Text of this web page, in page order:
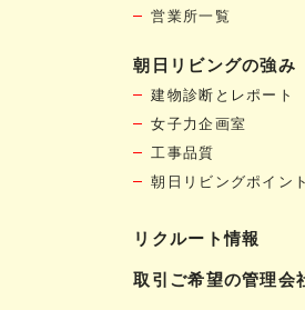
営業所一覧
朝日リビングの強み
建物診断とレポート
女子力企画室
工事品質
朝日リビングポイン
リクルート情報
取引ご希望の管理会